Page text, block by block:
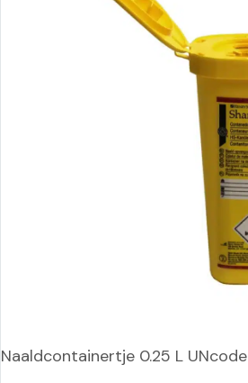
Naaldcontainertje 0.25 L UNcode